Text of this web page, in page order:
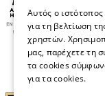
Αυτός ο
για τη βελτίωση
χρηστών.
μας, παρέχετε τη
τα cookies
για τα cookies.